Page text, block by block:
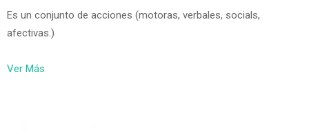
Es un conjunto de acciones (motoras, verbales, socials,
afectivas.)
Ver Más